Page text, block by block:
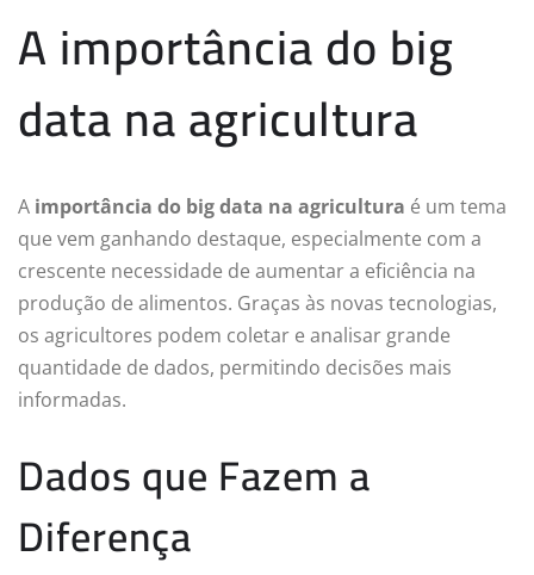
A importância do big
data na agricultura
A importância do big data na agricultura é um tema
que vem ganhando destaque, especialmente com a
crescente necessidade de aumentar a eficiência na
produção de alimentos. Graças às novas tecnologias,
os agricultores podem coletar e analisar grande
quantidade de dados, permitindo decisões mais
informadas.
Dados que Fazem a
Diferença